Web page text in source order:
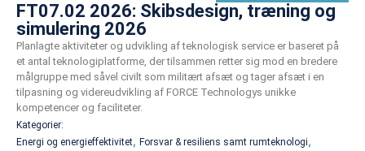
FT07.02 2026: Skibsdesign, træning og
simulering 2026
Planlagte aktiviteter og udvikling af teknologisk service er baseret på
et antal teknologiplatforme, der tilsammen retter sig mod en bredere
målgruppe med såvel civilt som militært afsæt og tager afsæt i en
tilpasning og videreudvikling af FORCE Technologys unikke
kompetencer og faciliteter.
Kategorier:
Energi og energieffektivitet, Forsvar & resiliens samt rumteknologi,